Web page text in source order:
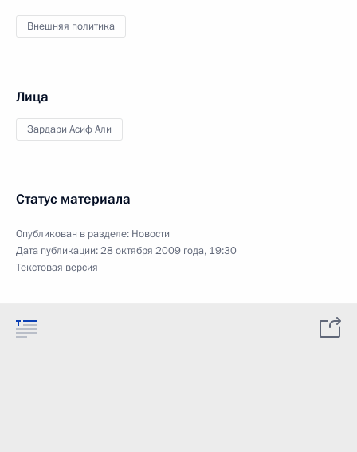
Внешняя политика
Лица
Зардари Асиф Али
Статус материала
Опубликован в разделе: Новости
Дата публикации:28 октября 2009 года, 19:30
Текстовая версия